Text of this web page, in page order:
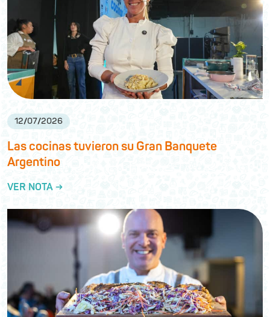
12/07/2026
Las cocinas tuvieron su Gran Banquete
Argentino
VER NOTA →